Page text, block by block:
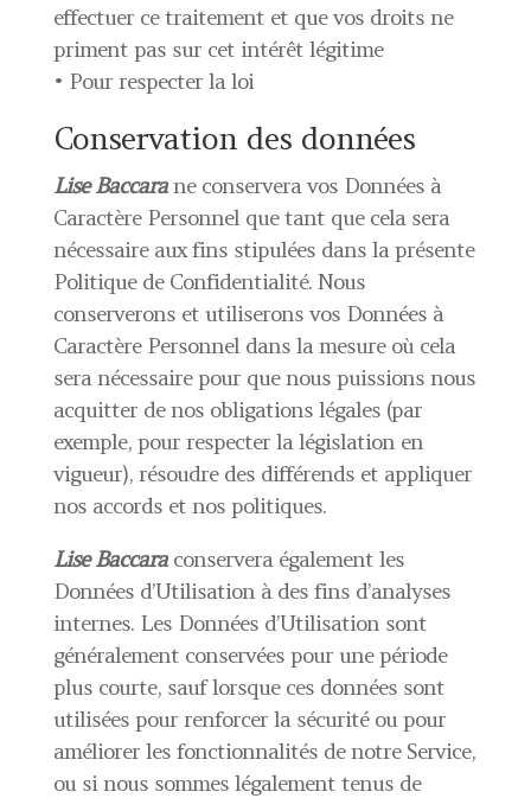
effectuer ce traitement et que vos droits ne
priment pas sur cet intérêt légitime
• Pour respecter la loi
Conservation des données
Lise Baccara ne conservera vos Données à
Caractère Personnel que tant que cela sera
nécessaire aux fins stipulées dans la présente
Politique de Confidentialité. Nous
conserverons et utiliserons vos Données à
Caractère Personnel dans la mesure où cela
sera nécessaire pour que nous puissions nous
acquitter de nos obligations légales (par
exemple, pour respecter la législation en
vigueur), résoudre des différends et appliquer
nos accords et nos politiques.
Lise Baccara conservera également les
Données d’Utilisation à des fins d’analyses
internes. Les Données d’Utilisation sont
généralement conservées pour une période
plus courte, sauf lorsque ces données sont
utilisées pour renforcer la sécurité ou pour
améliorer les fonctionnalités de notre Service,
ou si nous sommes légalement tenus de